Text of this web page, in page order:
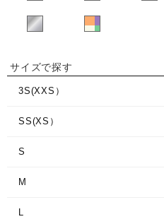
サイズで探す
3S(XXS）
SS(XS）
S
M
L